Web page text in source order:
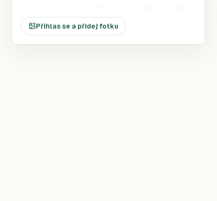
Přihlas se a přidej fotku